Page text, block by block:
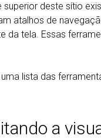
superior deste sítio
atalhos de
da tela. Essas
lista das
a